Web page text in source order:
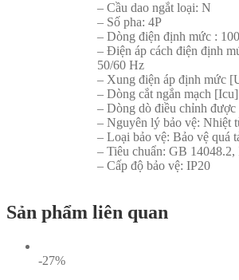
– Cầu dao ngắt loại: N
– Số pha: 4P
– Dòng điện định mức :
– Điện áp cách điện định
50/60 Hz
– Xung điện áp định mức
– Dòng cắt ngắn mạch
– Dòng dò điều chỉnh
– Nguyên lý bảo vệ: Nhiệt
– Loại bảo vệ: Bảo vệ quá
– Tiêu chuẩn: GB
– Cấp độ bảo vệ: IP20
Sản phẩm liên quan
-27%